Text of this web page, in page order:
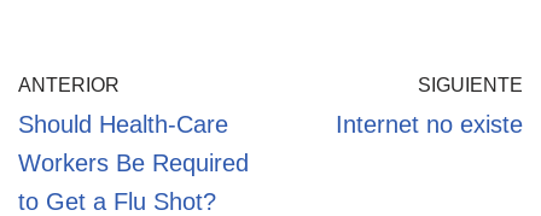
ANTERIOR
Should Health-Care
Workers Be Required
to Get a Flu Shot?
SIGUIENTE
Internet no existe